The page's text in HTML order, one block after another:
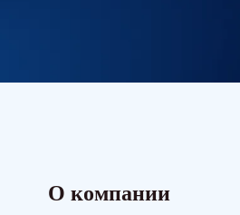
О компании